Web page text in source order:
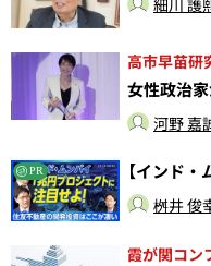
細川 護
高市早苗研
女性政治
河野 嘉
PR 【インド
桝井 俊
霞が関コン